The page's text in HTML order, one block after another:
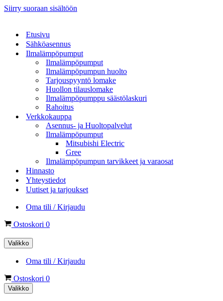
Siirry suoraan sisältöön
Etusivu
Sähköasennus
Ilmalämpöpumput
Ilmalämpöpumput
Ilmalämpöpumpun huolto
Tarjouspyyntö lomake
Huollon tilauslomake
Ilmalämpöpumppu säästölaskuri
Rahoitus
Verkkokauppa
Asennus- ja Huoltopalvelut
Ilmalämpöpumput
Mitsubishi Electric
Gree
Ilmalämpöpumpun tarvikkeet ja varaosat
Hinnasto
Yhteystiedot
Uutiset ja tarjoukset
Oma tili / Kirjaudu
Ostoskori 0
Valikko
Oma tili / Kirjaudu
Ostoskori 0
Valikko